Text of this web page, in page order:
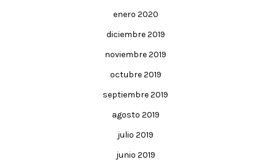
enero 2020
diciembre 2019
noviembre 2019
octubre 2019
septiembre 2019
agosto 2019
julio 2019
junio 2019